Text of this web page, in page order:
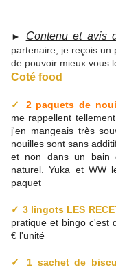
► Contenu et avis
partenaire, je reçois un
de pouvoir mieux vous
Coté food
✓ 2 paquets de
me rappellent
j'en mangeais très
nouilles sont sans
et non dans un bain
naturel. Yuka et WW
paquet
✓ 3 lingots LES
pratique et bingo c'est
€ l'unité
✓ 1 sachet de